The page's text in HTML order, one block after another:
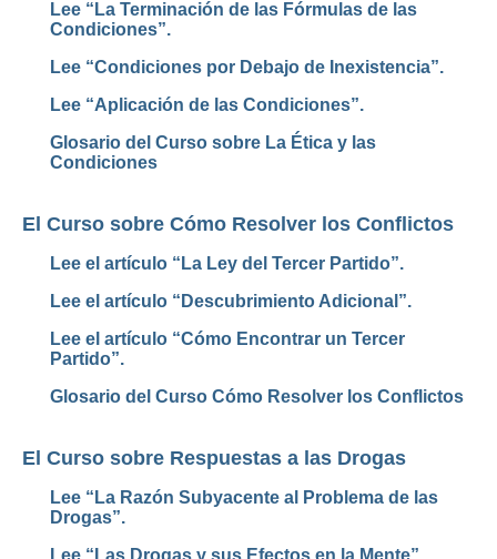
Lee “La Terminación de las Fórmulas de las
Condiciones”.
Lee “Condiciones por Debajo de Inexistencia”.
Lee “Aplicación de las Condiciones”.
Glosario del Curso sobre La Ética y las
Condiciones
El Curso sobre Cómo Resolver los Conflictos
Lee el artículo “La Ley del Tercer Partido”.
Lee el artículo “Descubrimiento Adicional”.
Lee el artículo “Cómo Encontrar un Tercer
Partido”.
Glosario del Curso Cómo Resolver los Conflictos
El Curso sobre Respuestas a las Drogas
Lee “La Razón Subyacente al Problema de las
Drogas”.
Lee “Las Drogas y sus Efectos en la Mente”.